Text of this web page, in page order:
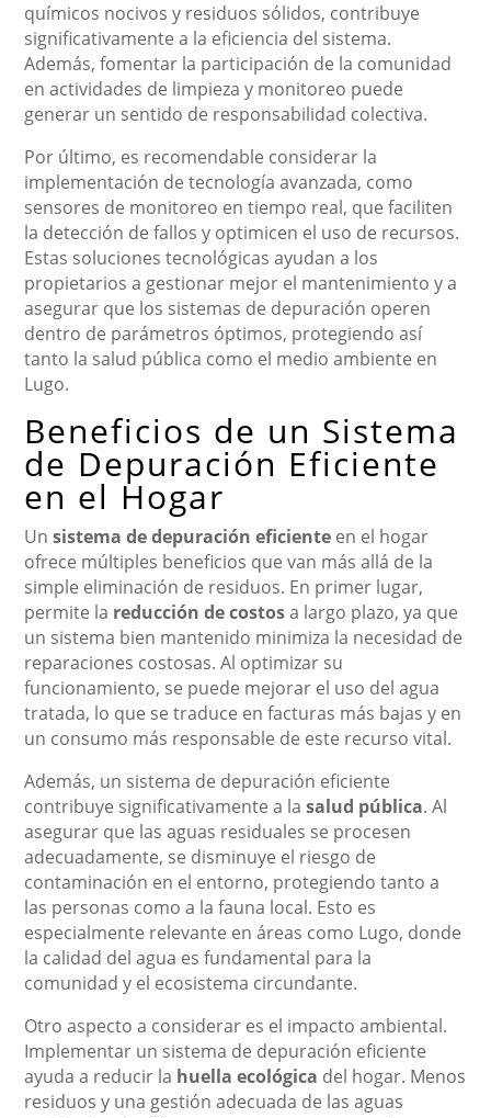
químicos nocivos y residuos sólidos, contribuye
significativamente a la eficiencia del sistema.
Además, fomentar la participación de la comunidad
en actividades de limpieza y monitoreo puede
generar un sentido de responsabilidad colectiva.
Por último, es recomendable considerar la
implementación de tecnología avanzada, como
sensores de monitoreo en tiempo real, que faciliten
la detección de fallos y optimicen el uso de recursos.
Estas soluciones tecnológicas ayudan a los
propietarios a gestionar mejor el mantenimiento y a
asegurar que los sistemas de depuración operen
dentro de parámetros óptimos, protegiendo así
tanto la salud pública como el medio ambiente en
Lugo.
Beneficios de un Sistema
de Depuración Eficiente
en el Hogar
Unsistema de depuración eficiente en el hogar
ofrece múltiples beneficios que van más allá de la
simple eliminación de residuos. En primer lugar,
permite la reducción de costosa largo plazo, ya que
un sistema bien mantenido minimiza la necesidad de
reparaciones costosas. Al optimizar su
funcionamiento, se puede mejorar el uso del agua
tratada, lo que se traduce en facturas más bajas y en
un consumo más responsable de este recurso vital.
Además, un sistema de depuración eficiente
contribuye significativamente a lasalud pública. Al
asegurar que las aguas residuales se procesen
adecuadamente, se disminuye el riesgo de
contaminación en el entorno, protegiendo tanto a
las personas como a la fauna local. Esto es
especialmente relevante en áreas como Lugo, donde
la calidad del agua es fundamental para la
comunidad y el ecosistema circundante.
Otro aspecto a considerar es el impacto ambiental.
Implementar un sistema de depuración eficiente
ayuda a reducir la huella ecológica del hogar. Menos
residuos y una gestión adecuada de las aguas